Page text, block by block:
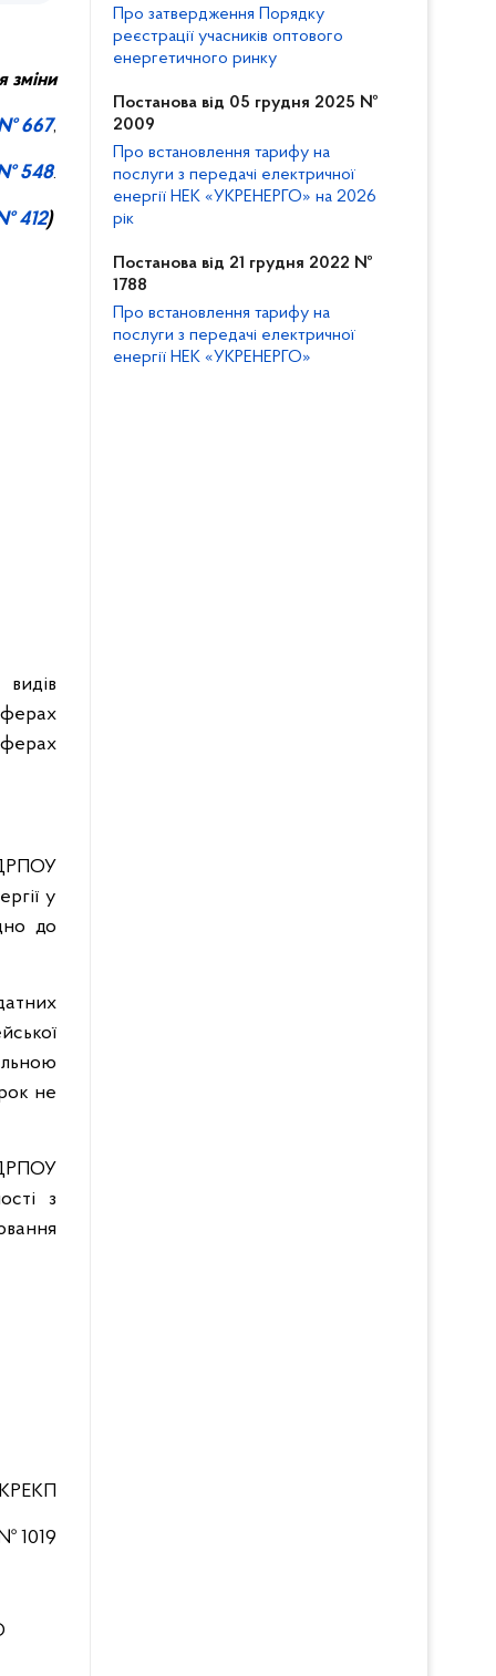
зміни
№ 667,
548.
412)
у
до
не
з
1019
Про затвердження Порядку
реєстрації учасників оптового
енергетичного ринку
Постанова від 05 грудня 2025 №
2009
Про встановлення тарифу на
послуги з передачі електричної
енергії НЕК «УКРЕНЕРГО» на 2026
рік
Постанова від 21 грудня 2022 №
1788
Про встановлення тарифу на
послуги з передачі електричної
енергії НЕК «УКРЕНЕРГО»